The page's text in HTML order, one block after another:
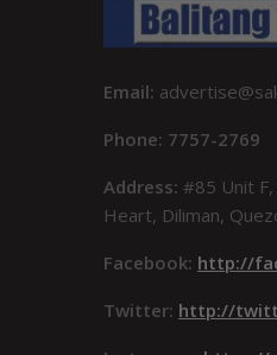
Email:
Phone: 7757-2769
Address: #85 Unit F,
Heart, Diliman,
Facebook: http://
Twitter: http://